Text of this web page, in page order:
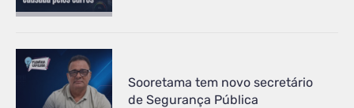
Sooretama tem novo secretário
de Segurança Pública